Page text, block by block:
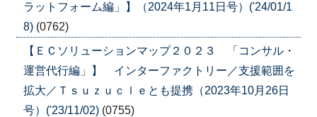
ラットフォーム編」】（2024年1月11日号）('24/01/1
8) (0762)
【ＥＣソリューションマップ２０２３ 「コンサル・
運営代行編」】 インターファクトリー／支援範囲を
拡大／Ｔｓｕｚｕｃｌｅとも提携（2023年10月26日
号）('23/11/02) (0755)